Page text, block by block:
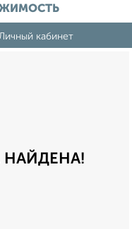
кабинет
НАЙДЕНА!